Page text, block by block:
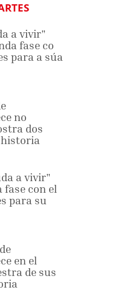
a vivir"
fase co
para a súa
no
dos
historia
a vivir"
fase con el
para su
en el
de sus